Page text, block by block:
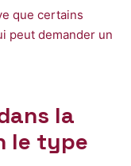
que certains
peut demander un
la
le type